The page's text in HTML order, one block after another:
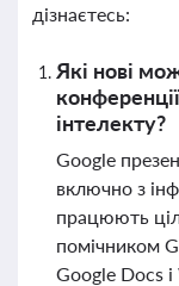
дізнаєтесь:
Які нові
інтелекту?
Google
включно з
працюють
помічником
Google Docs